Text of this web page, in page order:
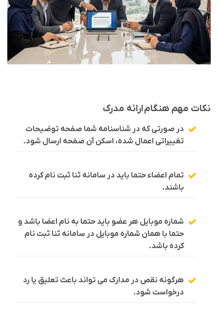
نکات مهم هنگامارائه مدرک
در صورتی که در شناسنامه شما صفحه توضیحات
تغییراتی اعمال شده، اسکن آن صفحه ارسال شود.
تمام اعضاء حتما باید در سامانه ثنا ثبت نام کرده
باشند.
شماره موبایل هر عضو باید حتما به نام اعضا باشد و
حتما با همان شماره موبایل در سامانه ثنا ثبت نام
کرده باشد.
هرگونه نقص در مدارک می تواند باعث تعلیق یا رد
درخواست شود.